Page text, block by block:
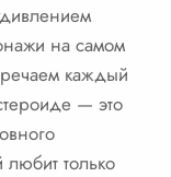
на самом
каждый
— это
только